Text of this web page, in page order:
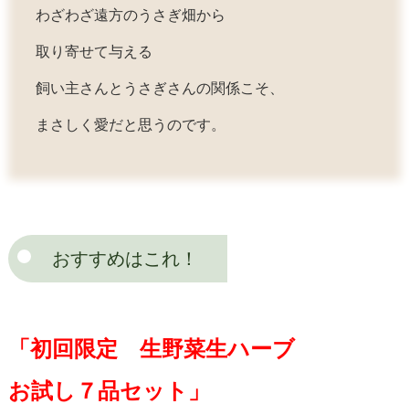
わざわざ遠方のうさぎ畑から
取り寄せて与える
飼い主さんとうさぎさんの関係こそ、
まさしく愛だと思うのです。
おすすめはこれ！
「初回限定 生野菜生ハーブ
お試し７品セット」